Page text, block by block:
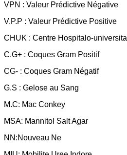
VPN : Valeur Prédictive Négative
V.P.P : Valeur Prédictive Positive
CHUK : Centre Hospitalo-
C.G+ : Coques Gram Positif
CG- : Coques Gram Négatif
G.S : Gelose au Sang
M.C: Mac Conkey
MSA: Mannitol Salt Agar
NN:Nouveau Ne